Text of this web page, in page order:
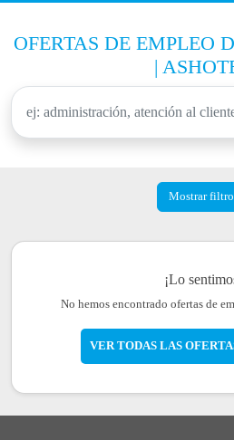
OFERTAS DE EMPLEO
|
Mostrar
¡Lo
No hemos encontrado ofertas de
VER TODAS LAS